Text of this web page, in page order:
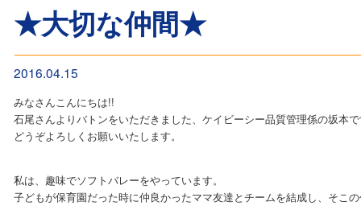
★大切な仲間★
2016.04.15
みなさんこんにちは!!
石尾さんよりバトンをいただきました、ケイビーシー品質管理係の坂本
どうぞよろしくお願いいたします。
私は、趣味でソフトバレーをやっています。
子どもが保育園だった時に仲良かったママ友達とチームを結成し、そこ